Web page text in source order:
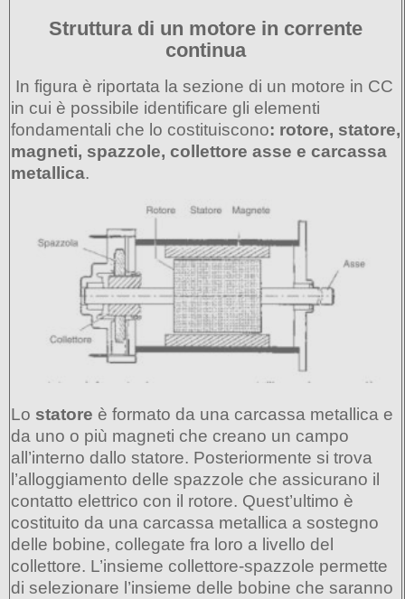
Struttura di un motore in corrente
continua
In figura è riportata la sezione di un motore in CC
in cui è possibile identificare gli elementi
fondamentali che lo costituiscono: rotore, statore,
magneti, spazzole, collettore asse e carcassa
metallica.
Lo statore è formato da una carcassa metallica e
da uno o più magneti che creano un campo
all’interno dallo statore. Posteriormente si trova
l’alloggiamento delle spazzole che assicurano il
contatto elettrico con il rotore. Quest’ultimo è
costituito da una carcassa metallica a sostegno
delle bobine, collegate fra loro a livello del
collettore. L’insieme collettore-spazzole permette
di selezionare l’insieme delle bobine che saranno